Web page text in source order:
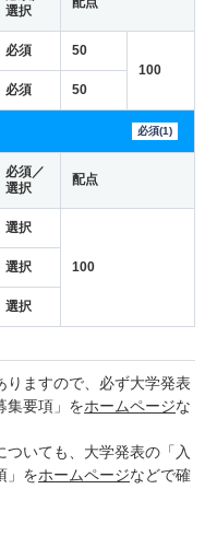
選択
必須
50
100
必須 50
必須(1)
必須／
選択
配点
選択
100
選択
選択
ますので、必ず大学発表
集要項」をホームページな
いても、大学発表の「入
」をホームページなどで確